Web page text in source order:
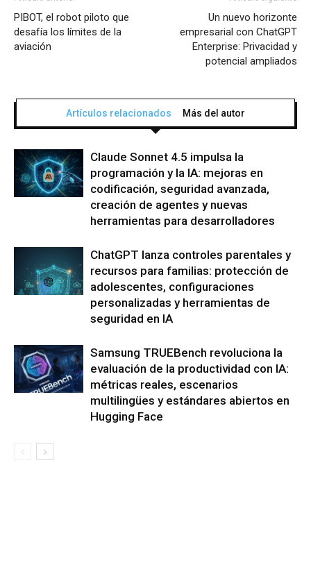
PIBOT, el robot piloto que
desafía los límites de la
aviación
Un nuevo horizonte
empresarial con ChatGPT
Enterprise: Privacidad y
potencial ampliados
Artículos relacionados Más del autor
Claude Sonnet 4.5 impulsa la
programación y la IA: mejoras en
codificación, seguridad avanzada,
creación de agentes y nuevas
herramientas para desarrolladores
ChatGPT lanza controles parentales y
recursos para familias: protección de
adolescentes, configuraciones
personalizadas y herramientas de
seguridad en IA
Samsung TRUEBench revoluciona la
evaluación de la productividad con IA:
métricas reales, escenarios
multilingües y estándares abiertos en
Hugging Face